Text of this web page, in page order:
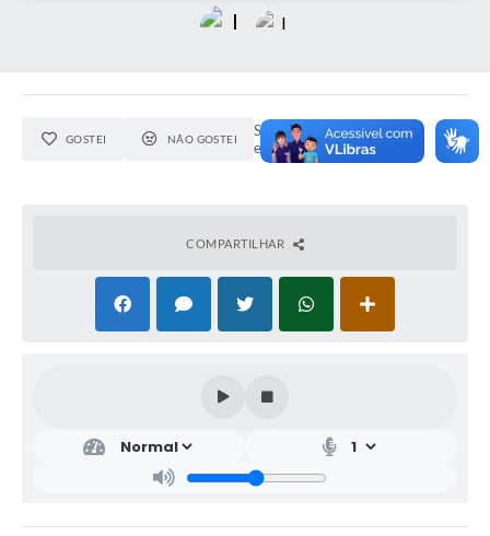
GOSTEI NÃO GOSTEI
Seja o primeiro a curtir este
evento.
COMPARTILHAR